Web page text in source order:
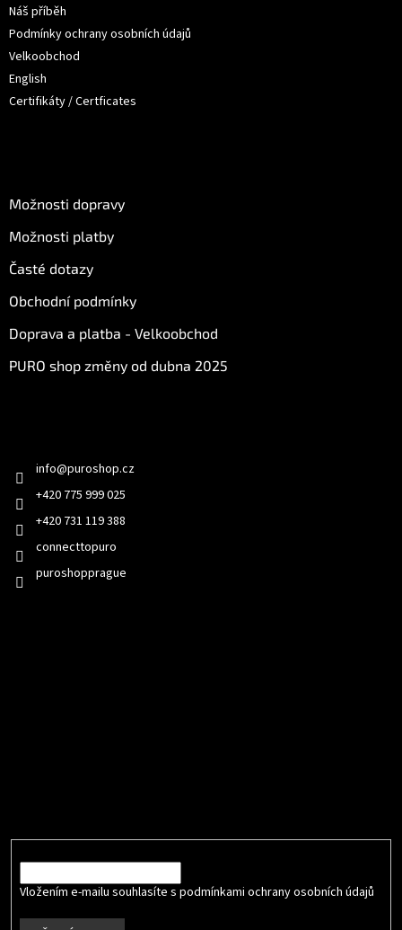
Náš příběh
Podmínky ochrany osobních údajů
Velkoobchod
English
Certifikáty / Certficates
Možnosti dopravy
Možnosti platby
Časté dotazy
Obchodní podmínky
Doprava a platba - Velkoobchod
PURO shop změny od dubna 2025
info@puroshop.cz
+420 775 999 025
+420 731 119 388
connecttopuro
puroshopprague
Vložením e-mailu souhlasíte s podmínkami ochrany osobních údajů